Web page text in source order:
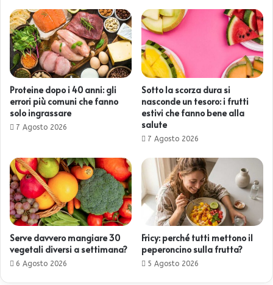
Proteine dopo i 40 anni: gli
errori più comuni che fanno
solo ingrassare
7 Agosto 2026
Sotto la scorza dura si
nasconde un tesoro: i frutti
estivi che fanno bene alla
salute
7 Agosto 2026
Serve davvero mangiare 30
vegetali diversi a settimana?
6 Agosto 2026
Fricy: perché tutti mettono il
peperoncino sulla frutta?
5 Agosto 2026